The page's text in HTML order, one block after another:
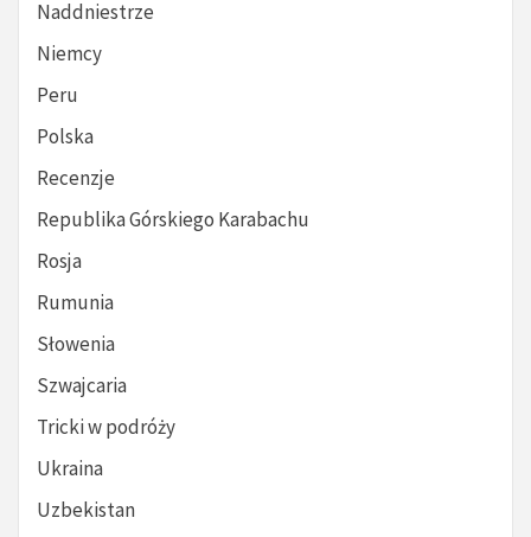
Naddniestrze
Niemcy
Peru
Polska
Recenzje
Republika Górskiego Karabachu
Rosja
Rumunia
Słowenia
Szwajcaria
Tricki w podróży
Ukraina
Uzbekistan